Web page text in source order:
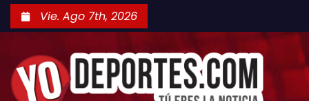
a
Vie. Ago 7th, 2026